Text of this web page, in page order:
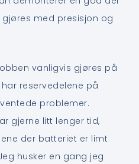
med presisjon og
vanligvis gjøres på
reservedelene på
problemer.
gjerne litt lenger tid,
der batteriet er limt
husker en gang jeg